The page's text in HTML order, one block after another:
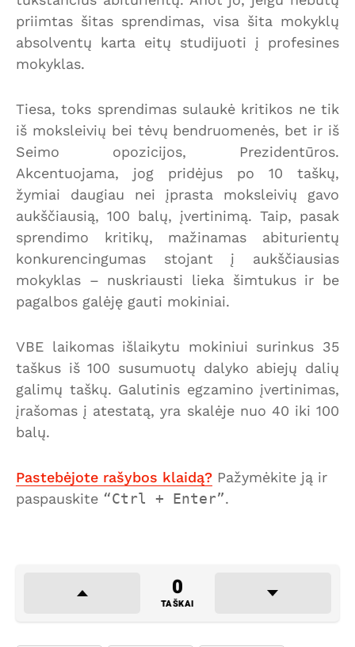
priimtas šitas sprendimas, visa šita mokyklų
absolventų karta eitų studijuoti į profesines
mokyklas.
Tiesa, toks sprendimas sulaukė kritikos ne tik
iš moksleivių bei tėvų bendruomenės, bet ir iš
Seimo opozicijos, Prezidentūros.
Akcentuojama, jog pridėjus po 10 taškų,
žymiai daugiau nei įprasta moksleivių gavo
aukščiausią, 100 balų, įvertinimą. Taip, pasak
sprendimo kritikų, mažinamas abiturientų
konkurencingumas stojant į aukščiausias
mokyklas – nuskriausti lieka šimtukus ir be
pagalbos galėję gauti mokiniai.
VBE laikomas išlaikytu mokiniui surinkus 35
taškus iš 100 susumuotų dalyko abiejų dalių
galimų taškų. Galutinis egzamino įvertinimas,
įrašomas į atestatą, yra skalėje nuo 40 iki 100
balų.
Pastebėjote rašybos klaidą? Pažymėkite ją ir
paspauskite
Ctrl + Enter .
0
TAŠKAI